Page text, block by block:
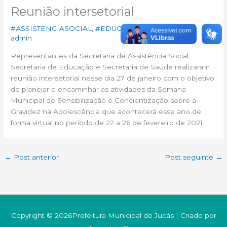
Reunião intersetorial
#ASSISTENCIASOCIAL ,#EDUCAÇÃO #SAÚDE / Por
admin
Representantes da Secretaria de Assistência Social,
Secretaria de Educação e Secretaria de Saúde realizaram
reunião intersetorial nesse dia 27 de janeiro com o objetivo
de planejar e encaminhar as atividades da Semana
Municipal de Sensibilização e Concientização sobre a
Gravidez na Adolescência que acontecerá esse ano de
forma virtual no período de 22 a 26 de fevereiro de 2021.
← Post anterior Post seguinte →
Copyright © 2026Prefeitura Municipal de Jucás | Criado por